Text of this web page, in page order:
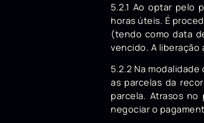
5.2.1 Ao optar pelo
horas úteis. É
(tendo como data
vencido. A
5.2.2 Na
as parcelas da
parcela. Atrasos
negociar o